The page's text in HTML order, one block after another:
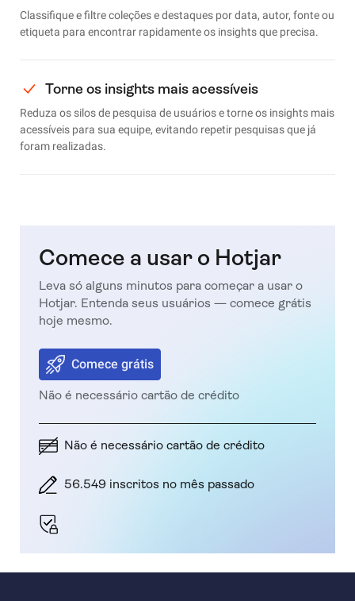
Classifique e filtre coleções e destaques por data, autor, fonte ou
etiqueta para encontrar rapidamente os insights que precisa.
Torne os insights mais acessíveis
Reduza os silos de pesquisa de usuários e torne os insights mais
acessíveis para sua equipe, evitando repetir pesquisas que já
foram realizadas.
Comece a usar o Hotjar
Leva só alguns minutos para começar a usar o
Hotjar. Entenda seus usuários — comece grátis
hoje mesmo.
Comece grátis
Não é necessário cartão de crédito
Não é necessário cartão de crédito
56.549 inscritos no mês passado